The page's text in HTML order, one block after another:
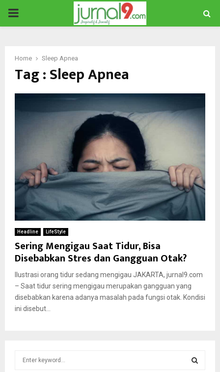
PRIMARY
Home Sleep Apnea
Tag : Sleep Apnea
Headline LifeStyle
Sering Mengigau Saat Tidur, Bisa
Disebabkan Stres dan Gangguan Otak?
Ilustrasi orang tidur sedang mengigau JAKARTA, jurnal9.com
– Saat tidur sering mengigau merupakan gangguan yang
disebabkan karena adanya masalah pada fungsi otak. Kondisi
ini disebut...